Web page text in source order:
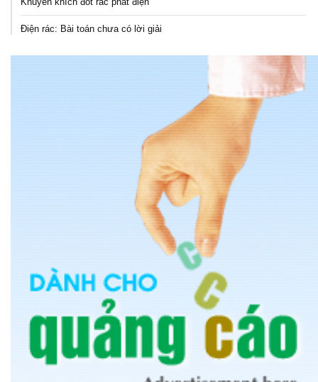
Điện rác: Bài toán chưa có lời giải